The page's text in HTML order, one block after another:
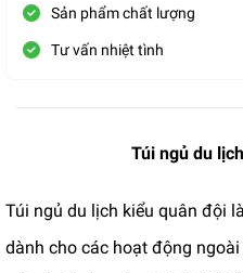
Sản phẩm chất lượng
Tư vấn nhiệt tình
Túi ngủ du
Túi ngủ du lịch kiểu quân đội
dành cho các hoạt động